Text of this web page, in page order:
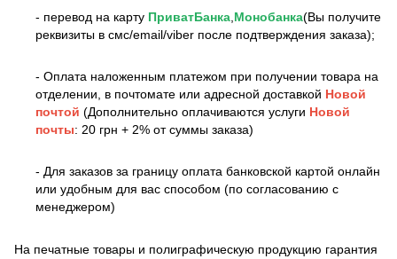
- перевод на карту ПриватБанка Монобанка(Вы получите
реквизиты в смс/email/viber после подтверждения заказа);
- Оплата наложенным платежом при получении товара на
отделении, в почтомате или адресной доставкой Новой
почтой (Дополнительно оплачиваются услуги Новой
почты: 20 грн + 2% от суммы заказа)
- Для заказов за границу оплата банковской картой онлайн
или удобным для вас способом (по согласованию с
менеджером)
На печатные товары и полиграфическую продукцию гарантия